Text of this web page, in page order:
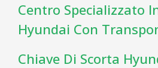
Centro Specializzato
Hyundai Con
Chiave Di Scorta